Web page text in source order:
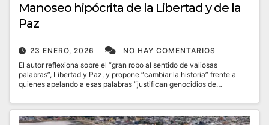
Manoseo hipócrita de la Libertad y de la
Paz
23 ENERO, 2026
NO HAY COMENTARIOS
El autor reflexiona sobre el “gran robo al sentido de valiosas
palabras”, Libertad y Paz, y propone “cambiar la historia” frente a
quienes apelando a esas palabras “justifican genocidios de…